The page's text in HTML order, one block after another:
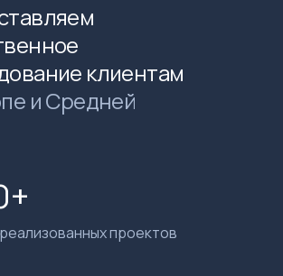
клиентам
и Средней
проектов